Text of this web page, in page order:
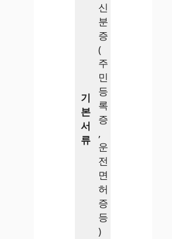
기
본
서
류
신
분
증
(
주
민
등
록
증
,
운
전
면
허
증
등
)